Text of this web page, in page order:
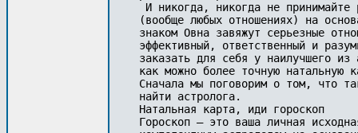
И никогда, никогда не
(вообще любых отношениях) на
знаком Овна завяжут серьезные
эффективный, ответственный и
заказать для себя у наилучшего
как можно более точную натальную
Сначала мы поговорим о том, что
найти астролога.
Натальная карта, иди гороскоп
Гороскоп — это ваша личная